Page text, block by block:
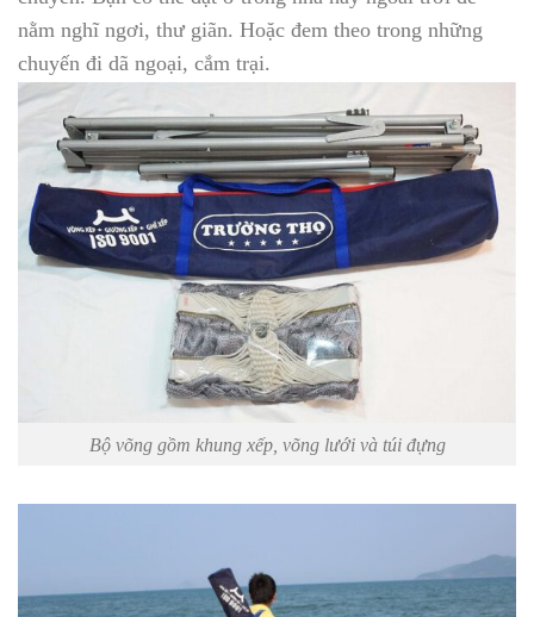
nằm nghĩ ngơi, thư giãn. Hoặc đem theo trong những
chuyến đi dã ngoại, cắm trại.
Bộ võng gồm khung xếp, võng lưới và túi đựng